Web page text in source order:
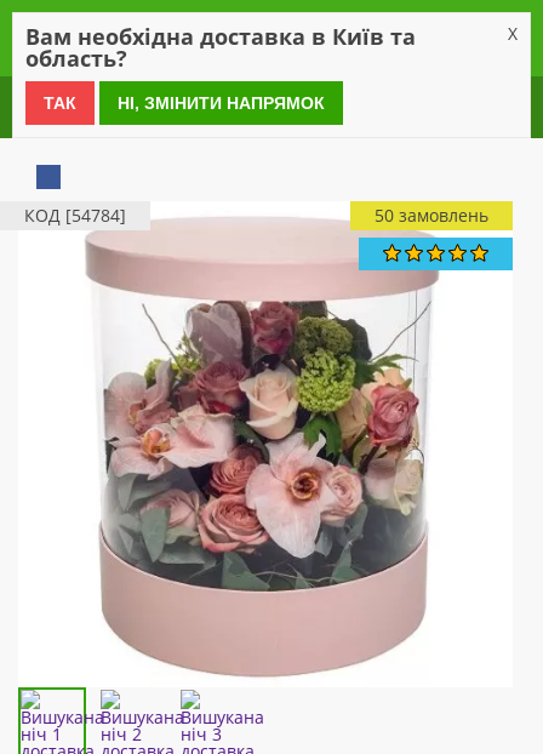
0 800 21 54 55
КОД [54784] 50 замовлень
Вам необхідна доставка в Київ та
область?
X
ТАК НІ, ЗМІНИТИ НАПРЯМОК